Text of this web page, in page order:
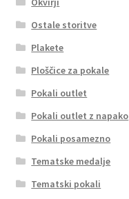
Ostale storitve
Plakete
Ploščice za pokale
Pokali outlet
Pokali outlet z napako
Pokali posamezno
Tematske medalje
Tematski pokali